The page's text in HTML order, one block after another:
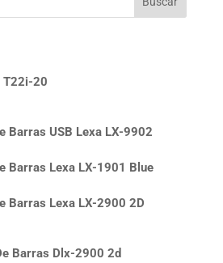
T22i-20
Barras USB Lexa LX-9902
Barras Lexa LX-1901 Blue
Barras Lexa LX-2900 2D
Barras Dlx-2900 2d